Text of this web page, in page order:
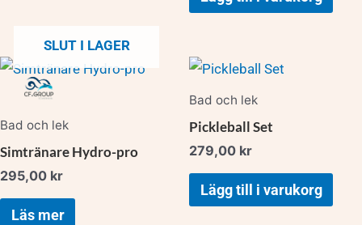
SLUT I LAGER
Bad och lek
Simtränare Hydro-pro
295,00 kr
Läs mer
Bad och lek
Pickleball Set
279,00 kr
Lägg till i varukorg